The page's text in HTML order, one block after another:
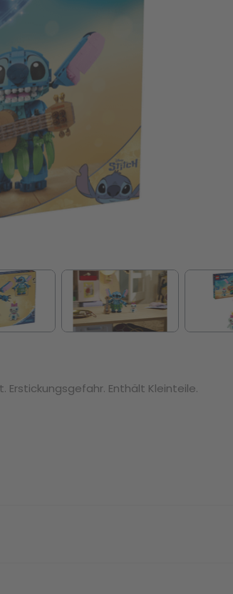
Enthält Kleinteile.